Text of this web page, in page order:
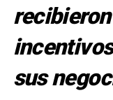
sus